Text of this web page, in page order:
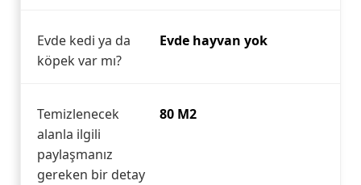
Evde kedi ya da
köpek var mı?
Evde hayvan yok
Temizlenecek
alanla ilgili
paylaşmanız
gereken bir detay
80 M2